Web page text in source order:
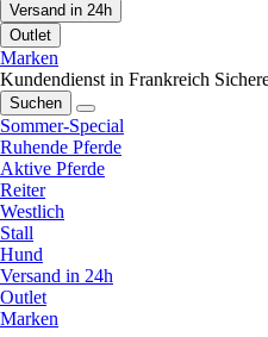
Versand in 24h
Outlet
Marken
Kundendienst in Frankreich
Suchen
Sommer-Special
Ruhende Pferde
Aktive Pferde
Reiter
Westlich
Stall
Hund
Versand in 24h
Outlet
Marken